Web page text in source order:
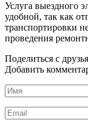
Услуга выездного
удобной, так как
транспортировки
проведения
Поделиться с
Добавить
Имя
*
Email